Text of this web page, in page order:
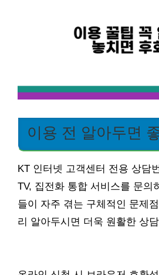
이용 전 알아두면
KT 인터넷 고객센터 전용 상담
TV, 집전화 통합 서비스를 문의
들이 자주 겪는 구체적인 문제
리 알아두시면 더욱 원활한 상